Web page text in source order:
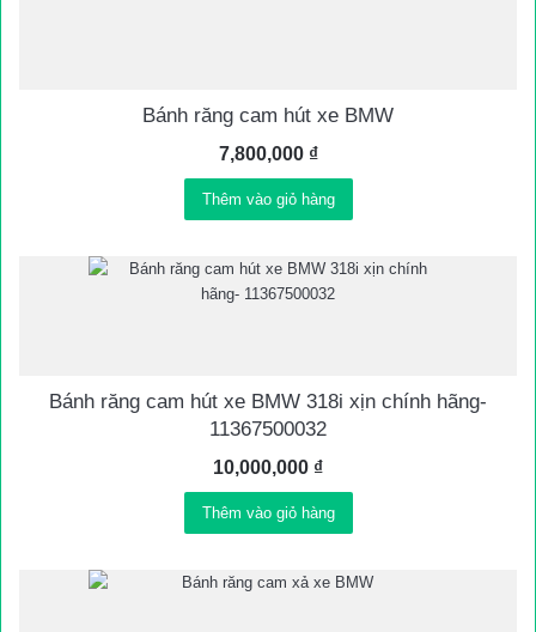
Bánh răng cam hút xe BMW
7,800,000 ₫
Thêm vào giỏ hàng
Bánh răng cam hút xe BMW 318i xịn chính hãng-
11367500032
10,000,000 ₫
Thêm vào giỏ hàng